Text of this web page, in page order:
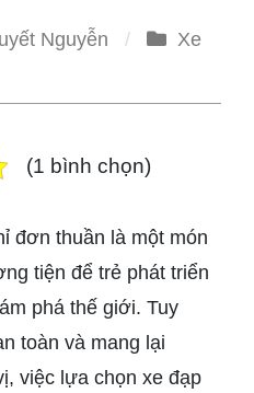
Nguyễn
Xe
(1 bình chọn)
đơn thuần là một món
tiện để trẻ phát triển
phá thế giới. Tuy
toàn và mang lại
việc lựa chọn xe đạp